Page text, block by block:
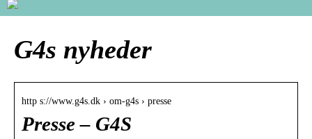
G4s nyheder
http s://www.g4s.dk › om-g4s › presse
Presse – G4S